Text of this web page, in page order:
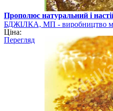
Прополюс натуральний і
БДЖІЛКА, МП - виробництво
квіткового пилку
Ціна:
Перегляд